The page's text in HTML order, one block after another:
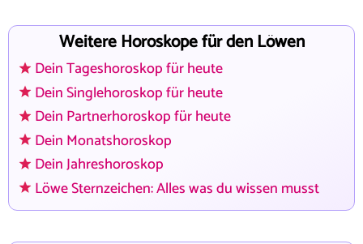
Weitere Horoskope für den Löwen
Dein Tageshoroskop für heute
Dein Singlehoroskop für heute
Dein Partnerhoroskop für heute
Dein Monatshoroskop
Dein Jahreshoroskop
Löwe Sternzeichen: Alles was du wissen musst